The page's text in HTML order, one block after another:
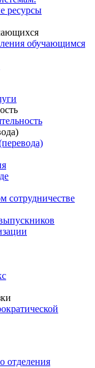
ресурсы
обучающимся
сотрудничестве
отделения